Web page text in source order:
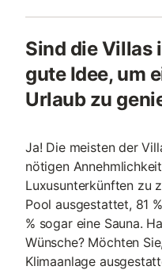
Sind die Villas
gute Idee, um
Urlaub zu
Ja! Die meisten der
nötigen
Luxusunterkünften zu
Pool ausgestattet, 81
% sogar eine Sauna.
Wünsche? Möchten
Klimaanlage